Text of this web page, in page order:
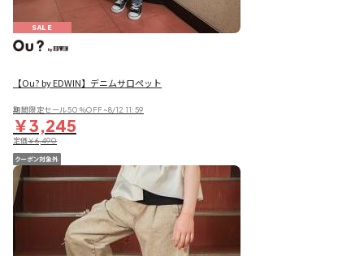
SALE
【Ou? by EDWIN】デニムサロペット
期間限定セール50％OFF~8/12 11:59
￥3,245
定価￥6,490